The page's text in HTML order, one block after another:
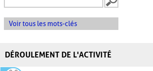
Voir tous les mots-clés
DÉROULEMENT DE L'ACTIVITÉ